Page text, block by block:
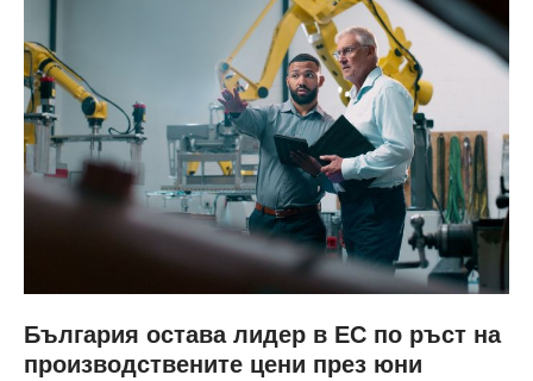
България остава лидер в ЕС по ръст на
производствените цени през юни